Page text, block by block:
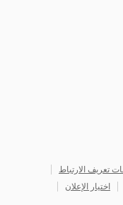
تعريف الارتباط
اختيار الإعلان